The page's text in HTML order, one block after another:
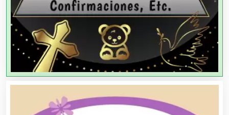
Agencias de Viajes
Agricultores
Agricultura y Ganadería